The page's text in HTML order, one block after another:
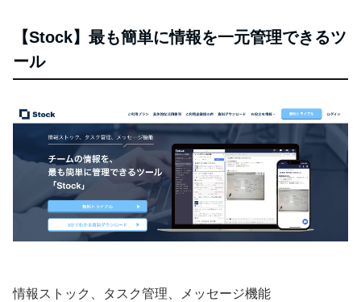
【Stock】最も簡単に情報を一元管理できるツ
ール
情報ストック、タスク管理、メッセージ機能